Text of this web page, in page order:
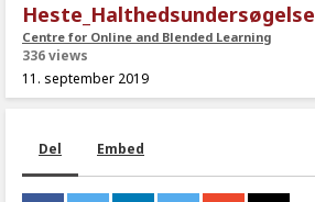
Heste_Halthedsundersøgelse
Centre for Online and Blended Learning
336 views
11. september 2019
Del Embed